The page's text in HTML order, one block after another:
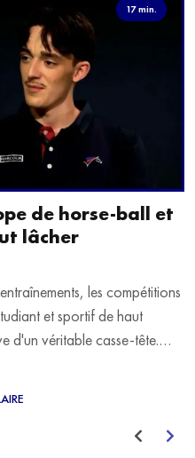
17 min.
de horse-ball et
lâcher
les compétitions
et sportif de haut
d'un véritable casse-tête.
abandonner ses études